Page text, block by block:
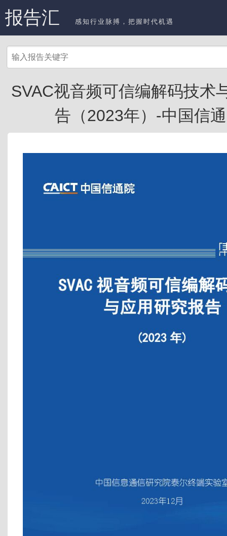
报告汇 感知行业脉搏，把握时代机遇
SVAC视音频可信编解码技术
告（2023年）-中国信